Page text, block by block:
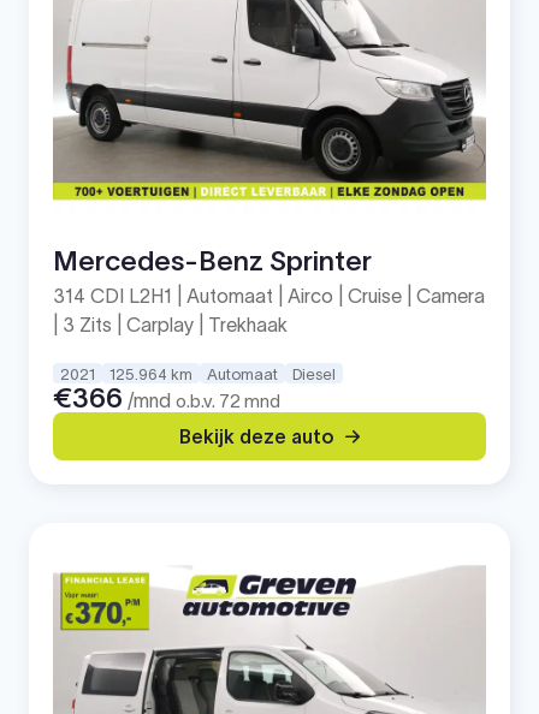
Mercedes-Benz Sprinter
314 CDI L2H1 | Automaat | Airco | Cruise | Camera
| 3 Zits | Carplay | Trekhaak
2021 125.964 km Automaat Diesel
€366 /mnd o.b.v. 72 mnd
Bekijk deze auto